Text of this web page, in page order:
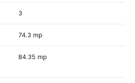
3
74.3 mp
84.35 mp